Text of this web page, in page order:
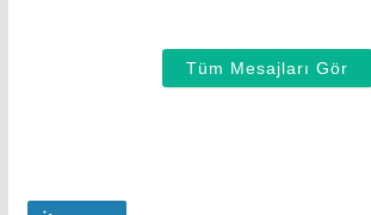
Tüm Mesajları Gör